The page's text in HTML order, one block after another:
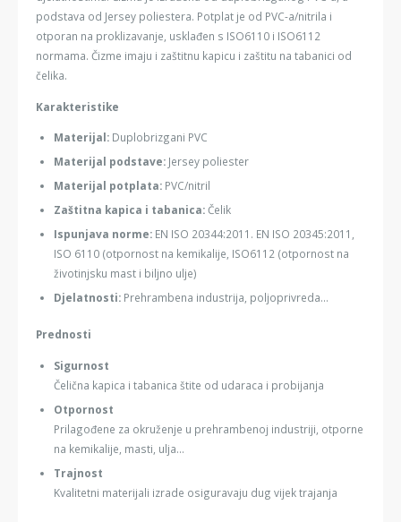
podstava od Jersey poliestera. Potplat je od PVC-a/nitrila i
otporan na proklizavanje, usklađen s ISO6110 i ISO6112
normama. Čizme imaju i zaštitnu kapicu i zaštitu na tabanici od
čelika.
Karakteristike
Materijal: Duplobrizgani PVC
Materijal podstave: Jersey poliester
Materijal potplata: PVC/nitril
Zaštitna kapica i tabanica:Čelik
Ispunjava norme: EN ISO 20344:2011. EN ISO 20345:2011,
ISO 6110 (otpornost na kemikalije, ISO6112 (otpornost na
životinjsku mast i biljno ulje)
Djelatnosti: Prehrambena industrija, poljoprivreda...
Prednosti
Sigurnost
Čelična kapica i tabanica štite od udaraca i probijanja
Otpornost
Prilagođene za okruženje u prehrambenoj industriji, otporne
na kemikalije, masti, ulja...
Trajnost
Kvalitetni materijali izrade osiguravaju dug vijek trajanja